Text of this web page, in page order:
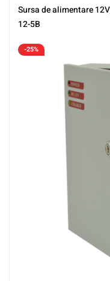
Sursa de alimentare
12-5B
-25%